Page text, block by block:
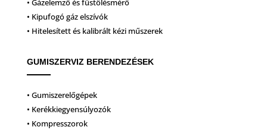
• Gázelemző és füstölésmérő
• Kipufogó gáz elszívók
• Hitelesített és kalibrált kézi műszerek
GUMISZERVIZ BERENDEZÉSEK
• Gumiszerelőgépek
• Kerékkiegyensúlyozók
• Kompresszorok